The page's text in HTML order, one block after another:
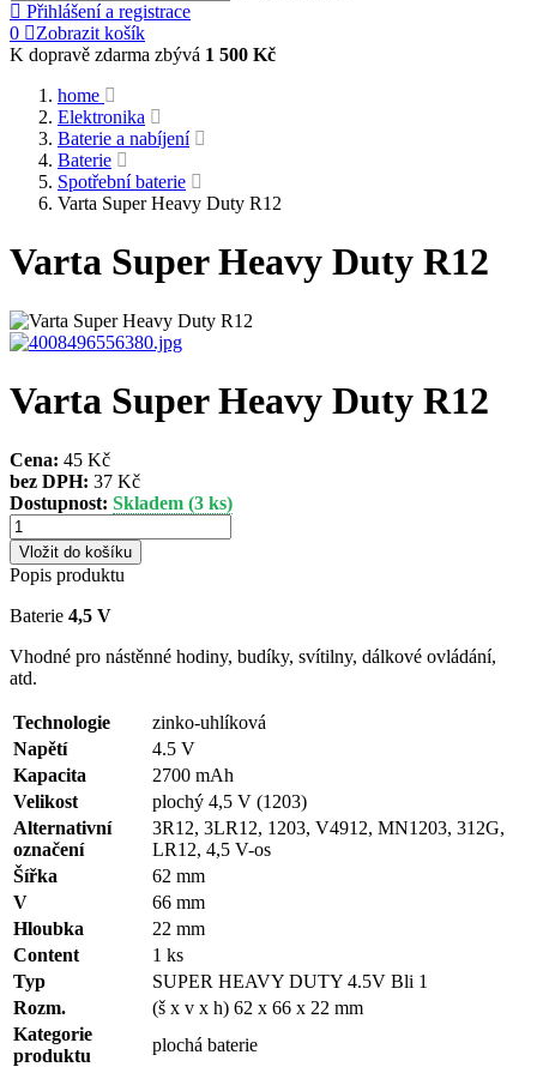
Přihlášení a registrace
0
Zobrazit košík
K dopravě zdarma zbývá 1 500 Kč
home
Elektronika
Baterie a nabíjení
Baterie
Spotřební baterie
Varta Super Heavy Duty R12
Varta Super Heavy Duty R12
Varta Super Heavy Duty R12
Cena: 45 Kč
bez DPH: 37 Kč
Dostupnost: Skladem (3 ks)
Popis produktu
Baterie 4,5 V
Vhodné pro nástěnné hodiny, budíky, svítilny, dálkové ovládání,
atd.
Technologie
zinko-uhlíková
Napětí
4.5 V
Kapacita
2700 mAh
Velikost
plochý 4,5 V (1203)
Alternativní
označení
3R12, 3LR12, 1203, V4912, MN1203, 312G,
LR12, 4,5 V-os
Šířka
62 mm
V
66 mm
Hloubka
22 mm
Content
1 ks
Typ
SUPER HEAVY DUTY 4.5V Bli 1
Rozm.
(š x v x h) 62 x 66 x 22 mm
Kategorie
produktu
plochá baterie